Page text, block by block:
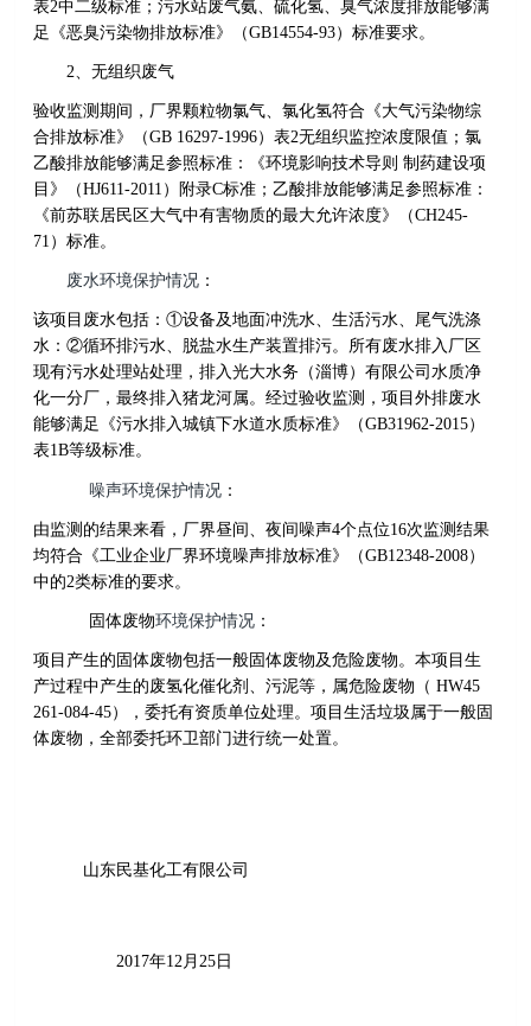
表2中二级标准；污水站废气氨、硫化氢、臭气浓度排放能够满
足《恶臭污染物排放标准》（GB14554-93）标准要求。
2 、无组织废气
验收监测期间，厂界颗粒物氯气、氯化氢符合《大气污染物综
合排放标准》（GB 16297-1996）表2无组织监控浓度限值；氯
乙酸排放能够满足参照标准：《环境影响技术导则 制药建设项
目》（HJ611-2011）附录C标准；乙酸排放能够满足参照标准：
《前苏联居民区大气中有害物质的最大允许浓度》（CH245-
71）标准。
废水环境保护情况 ：
该项目废水包括：①设备及地面冲洗水、生活污水、尾气洗涤
水：②循环排污水、脱盐水生产装置排污。所有废水排入厂区
现有污水处理站处理，排入光大水务（淄博）有限公司水质净
化一分厂，最终排入猪龙河属。经过验收监测，项目外排废水
能够满足《污水排入城镇下水道水质标准》（GB31962-2015）
表1B等级标准。
噪声环境保护情况 ：
由监测的结果来看，厂界昼间、夜间噪声4个点位16次监测结果
均符合《工业企业厂界环境噪声排放标准》（GB12348-2008）
中的2类标准的要求。
固体废物环境保护情况 ：
项目产生的固体废物包括一般固体废物及危险废物。本项目生
产过程中产生的废氢化催化剂、污泥等，属危险废物（ HW45
261-084-45），委托有资质单位处理。项目生活垃圾属于一般固
体废物，全部委托环卫部门进行统一处置。
山东民基化工有限公司
2017年12月25日